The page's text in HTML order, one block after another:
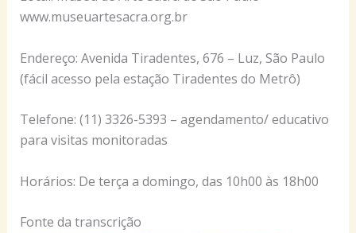
www.museuartesacra.org.br
Endereço: Avenida Tiradentes, 676 – Luz, São Paulo
(fácil acesso pela estação Tiradentes do Metrô)
Telefone: (11) 3326-5393 – agendamento/ educativo
para visitas monitoradas
Horários: De terça a domingo, das 10h00 às 18h00
Fonte da transcrição